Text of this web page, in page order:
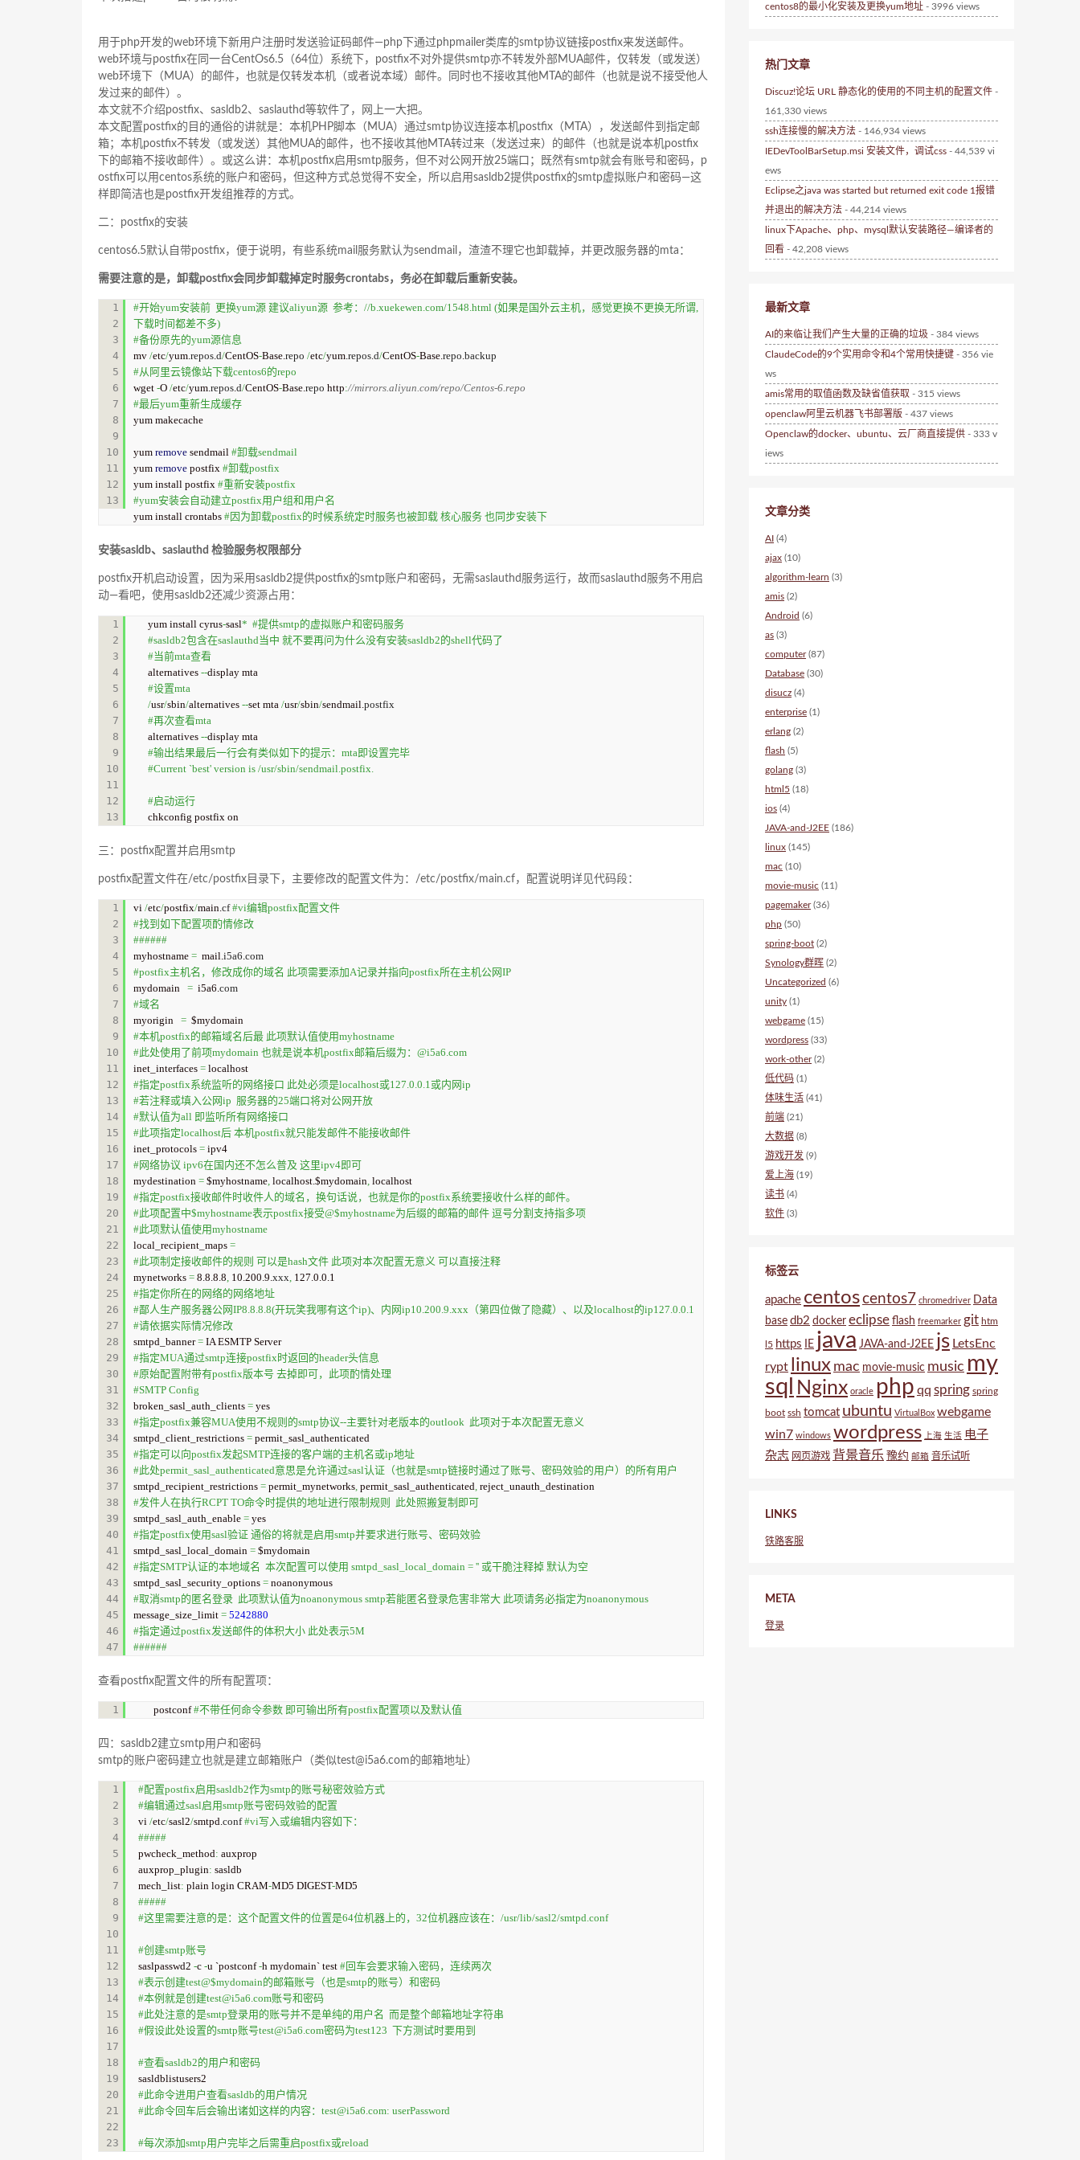
用于php开发的web环境下新用户注册时发送验证码邮件—php下通过phpmailer类库的smtp协议链接postfix来发送邮件。
web环境与postfix在同一台CentOs6.5（64位）系统下，postfix不对外提供smtp亦不转发外部MUA邮件，仅转发（或发送）
web环境下（MUA）的邮件，也就是仅转发本机（或者说本域）邮件。同时也不接收其他MTA的邮件（也就是说不接受他人
发过来的邮件）。
本文就不介绍postfix、sasldb2、saslauthd等软件了，网上一大把。
本文配置postfix的目的通俗的讲就是：本机PHP脚本（MUA）通过smtp协议连接本机postfix（MTA），发送邮件到指定邮
箱；本机postfix不转发（或发送）其他MUA的邮件，也不接收其他MTA转过来（发送过来）的邮件（也就是说本机postfix
下的邮箱不接收邮件）。或这么讲：本机postfix启用smtp服务，但不对公网开放25端口；既然有smtp就会有账号和密码，p
ostfix可以用centos系统的账户和密码，但这种方式总觉得不安全，所以启用sasldb2提供postfix的smtp虚拟账户和密码—这
样即简洁也是postfix开发组推荐的方式。
二：postfix的安装
centos6.5默认自带postfix，便于说明，有些系统mail服务默认为sendmail，渣渣不理它也卸载掉，并更改服务器的mta：
需要注意的是，卸载postfix会同步卸载掉定时服务crontabs，务必在卸载后重新安装。
1
2
3
4
5
6
7
8
9
10
11
12
#开始yum安装前  更换yum源 建议aliyun源  参考：//b.xuekewen.com/1548.html (如果是国外云主机，感觉更换不更换无所谓,
下载时间都差不多)
#备份原先的yum源信息
mv /etc/yum.repos.d/CentOS-Base.repo /etc/yum.repos.d/CentOS-Base.repo.backup
#从阿里云镜像站下载centos6的repo
wget -O /etc/yum.repos.d/CentOS-Base.repo http://mirrors.aliyun.com/repo/Centos-6.repo
#最后yum重新生成缓存
yum makecache
yum remove sendmail #卸载sendmail
yum remove postfix #卸载postfix
yum install postfix #重新安装postfix
#yum安装会自动建立postfix用户组和用户名
yum install crontabs #因为卸载postfix的时候系统定时服务也被卸载 核心服务 也同步安装下
安装sasldb、saslauthd 检验服务权限部分
postfix开机启动设置，因为采用sasldb2提供postfix的smtp账户和密码，无需saslauthd服务运行，故而saslauthd服务不用启
动—看吧，使用sasldb2还减少资源占用：
1
2
3
4
5
6
7
8
9
10
11
12
yum install cyrus-sasl* #提供smtp的虚拟账户和密码服务
#sasldb2包含在saslauthd当中 就不要再问为什么没有安装sasldb2的shell代码了
#当前mta查看
alternatives --
#设置mta
/usr/sbin/alternatives --set mta /usr/sbin/sendmail.postfix
#再次查看mta
alternatives --
#输出结果最后一行会有类似如下的提示：mta即设置完毕
#Current `best' version is /usr/sbin/sendmail.postfix.
#启动运行
chkconfig postfix on
三：postfix配置并启用smtp
postfix配置文件在/etc/postfix目录下，主要修改的配置文件为：/etc/postfix/main.cf，配置说明详见代码段：
1
2
3
4
5
6
7
8
9
10
11
12
13
14
15
16
17
18
19
20
21
22
23
24
25
26
27
28
29
30
31
32
33
34
35
36
37
38
39
40
41
42
43
44
45
46
vi /etc/postfix/main.cf #vi编辑postfix配置文件
#找到如下配置项酌情修改
######
myhostname =
  mail.
i5a6.com
#postfix主机名，修改成你的域名 此项需要添加A记录并指向postfix所在主机公网IP
mydomain =
  i5a6.
com
#域名
myorigin =
#本机postfix的邮箱域名后最 此项默认值使用myhostname
#此处使用了前项mydomain 也就是说本机postfix邮箱后缀为：@i5a6.com
inet_interfaces =
#指定postfix系统监听的网络接口 此处必须是localhost或127.0.0.1或内网ip
#若注释或填入公网ip  服务器的25端口将对公网开放
#默认值为all 即监听所有网络接口
#此项指定localhost后 本机postfix就只能发邮件不能接收邮件
inet_protocols =
#网络协议 ipv6在国内还不怎么普及 这里ipv4即可
mydestination = $myhostname, localhost.$mydomain,
#指定postfix接收邮件时收件人的域名，换句话说，也就是你的postfix系统要接收什么样的邮件。
#此项配置中$myhostname表示postfix接受@$myhostname为后缀的邮箱的邮件 逗号分割支持指多项
#此项默认值使用myhostname
local_recipient_maps =
#此项制定接收邮件的规则 可以是hash文件 此项对本次配置无意义 可以直接注释
mynetworks = 8.8.8.8, 10.200.9.xxx,
#指定你所在的网络的网络地址
#鄙人生产服务器公网IP8.8.8.8(开玩笑我哪有这个ip)、内网ip10.200.9.xxx（第四位做了隐藏）、以及localhost的ip127.0.0.1
#请依据实际情况修改
smtpd_banner =
#指定MUA通过smtp连接postfix时返回的header头信息
#原始配置附带有postfix版本号 去掉即可，此项酌情处理
#SMTP Config
broken_sasl_auth_clients =
#指定postfix兼容MUA使用不规则的smtp协议--主要针对老版本的outlook  此项对于本次配置无意义
smtpd_client_restrictions =
#指定可以向postfix发起SMTP连接的客户端的主机名或ip地址
#此处permit_sasl_authenticated意思是允许通过sasl认证（也就是smtp链接时通过了账号、密码效验的用户）的所有用户
smtpd_recipient_restrictions = permit_mynetworks, permit_sasl_authenticated,
#发件人在执行RCPT TO命令时提供的地址进行限制规则  此处照搬复制即可
smtpd_sasl_auth_enable =
#指定postfix使用sasl验证 通俗的将就是启用smtp并要求进行账号、密码效验
smtpd_sasl_local_domain =
#指定SMTP认证的本地域名  本次配置可以使用 smtpd_sasl_local_domain = '' 或干脆注释掉 默认为空
smtpd_sasl_security_options =
#取消smtp的匿名登录  此项默认值为noanonymous smtp若能匿名登录危害非常大 此项请务必指定为noanonymous
message_size_limit = 5242880
#指定通过postfix发送邮件的体积大小 此处表示5M
######
查看postfix配置文件的所有配置项：
postconf #不带任何命令参数 即可输出所有postfix配置项以及默认值
四：sasldb2建立smtp用户和密码
smtp的账户密码建立也就是建立邮箱账户（类似test@i5a6.com 的邮箱地址）
1
2
3
4
5
6
7
8
9
10
11
12
13
14
15
16
17
18
19
20
21
22
#配置postfix启用sasldb2作为smtp的账号秘密效验方式
#编辑通过sasl启用smtp账号密码效验的配置
vi /etc/sasl2/smtpd.conf #vi写入或编辑内容如下：
#####
pwcheck_method: auxprop
auxprop_plugin: sasldb
mech_list: plain login CRAM-MD5 DIGEST-
#####
#这里需要注意的是：这个配置文件的位置是64位机器上的，32位机器应该在：/usr/lib/sasl2/smtpd.conf
#创建smtp账号
saslpasswd2 -c -u `postconf -h mydomain` test #回车会要求输入密码，连续两次
#表示创建test@$mydomain的邮箱账号（也是smtp的账号）和密码
#本例就是创建test@i5a6.com账号和密码
#此处注意的是smtp登录用的账号并不是单纯的用户名  而是整个邮箱地址字符串
#假设此处设置的smtp账号test@i5a6.com密码为test123  下方测试时要用到
#查看sasldb2的用户和密码
#此命令进用户查看sasldb的用户情况
#此命令回车后会输出诸如这样的内容： test@i5a6.com: userPassword
#每次添加smtp用户完毕之后需重启postfix或reload
centos8的最小化安装及更换yum地址 - 3996 views
热门文章
Discuz!论坛 URL 静态化的使用的不同主机的配置文件 -
161,330 views
ssh连接慢的解决方法 - 146,934 views
IEDevToolBarSetup.msi 安装文件，调试css - 44,539 vi
ews
Eclipse之java was started but returned exit code 1报错
并退出的解决方法 - 44,214 views
linux下Apache、php、mysql默认安装路径—编译者的
回看 - 42,208 views
最新文章
AI的来临让我们产生大量的正确的垃圾 - 384 views
ClaudeCode的9个实用命令和4个常用快捷键 - 356 vie
ws
amis常用的取值函数及缺省值获取 - 315 views
openclaw阿里云机器飞书部署版 - 437 views
Openclaw的docker、ubuntu、云厂商直接提供 - 333 v
iews
文章分类
AI (4)
ajax (10)
algorithm-learn (3)
amis (2)
Android (6)
as (3)
computer(87)
Database (30)
disucz (4)
enterprise (1)
erlang (2)
flash (5)
golang (3)
html5 (18)
ios (4)
JAVA-and-J2EE (186)
linux (145)
mac (10)
movie-music (11)
pagemaker(36)
php (50)
spring-boot (2)
Synology群晖 (2)
Uncategorized (6)
unity (1)
webgame (15)
wordpress (33)
work-other(2)
低代码 (1)
体味生活 (41)
前端 (21)
大数据 (8)
游戏开发 (9)
爱上海 (19)
读书 (4)
软件 (3)
标签云
apache centoscentos7 chromedriver Data
base db2 docker eclipse flash freemarker git htm
l5 https IE java JAVA-and-J2EE js LetsEnc
rypt
linux mac movie-music music my
sql Nginx oracle php qq spring spring
boot ssh tomcat ubuntu VirtualBox webgame
win7 windows wordpress 上海 生活 电子
杂志 网页游戏 背景音乐 豫约 邮箱 音乐试听
LINKS
铁路客服
META
登录